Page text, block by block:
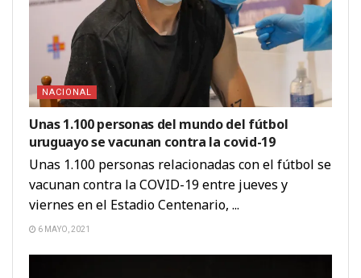
NACIONAL
Unas 1.100 personas del mundo del fútbol
uruguayo se vacunan contra la covid-19
Unas 1.100 personas relacionadas con el fútbol se
vacunan contra la COVID-19 entre jueves y
viernes en el Estadio Centenario, ...
6 MAYO, 2021